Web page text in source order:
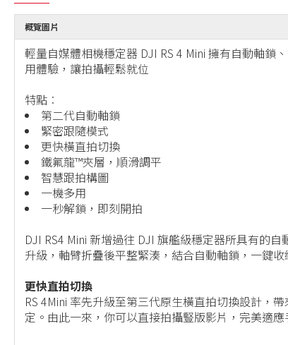
概覽圖片
輕量自媒體相機穩定器 DJI RS 4 Mini 擁有自動軸
用體驗，讓拍攝輕鬆就位
特點︰
第二代自動軸鎖
緊密跟隨模式
更快橫直拍切換
鐵氟龍™夾層，順滑調平
智慧跟拍構圖
一機多用
一秒解鎖，即刻開拍
DJI RS4 Mini 新增過往 DJI 旗艦級穩定器所具有的
升級，軸臂折疊後平整緊湊，結合自動軸鎖，一鍵
更快直拍切換
RS 4Mini 率先升級至第三代原生橫直拍切換設計，
定。由此一來，你可以直接拍攝豎版影片，完美適